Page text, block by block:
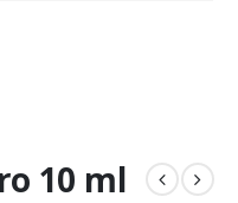
10 ml